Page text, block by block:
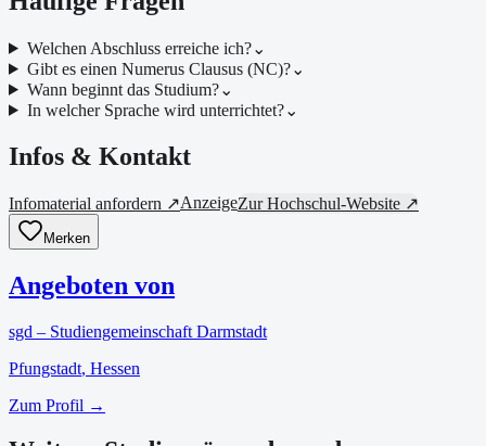
Welchen Abschluss erreiche ich?⌄
Gibt es einen Numerus Clausus (NC)?⌄
Wann beginnt das Studium?⌄
In welcher Sprache wird unterrichtet?⌄
Infos & Kontakt
Infomaterial anfordern ↗AnzeigeZur Hochschul-Website ↗
Merken
Angeboten von
sgd – Studiengemeinschaft Darmstadt
Pfungstadt, Hessen
Zum Profil →